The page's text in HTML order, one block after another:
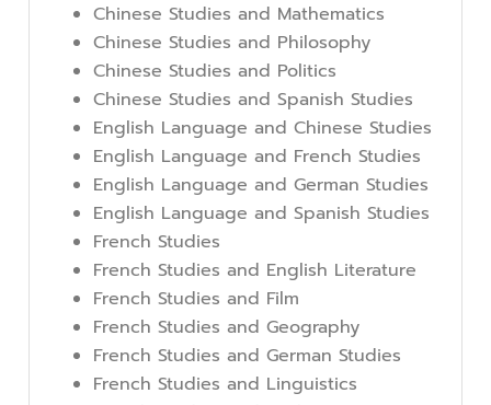
Chinese Studies and Mathematics
Chinese Studies and Philosophy
Chinese Studies and Politics
Chinese Studies and Spanish Studies
English Language and Chinese Studies
English Language and French Studies
English Language and German Studies
English Language and Spanish Studies
French Studies
French Studies and English Literature
French Studies and Film
French Studies and Geography
French Studies and German Studies
French Studies and Linguistics